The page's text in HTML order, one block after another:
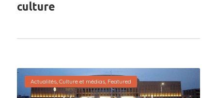
culture
Actualités, Culture et médias, Featured